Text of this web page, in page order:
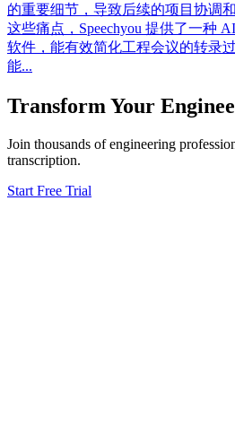
的重要细节，导致后续的项目协调
这些痛点，Speechyou 提供了一种
软件，能有效简化工程会议的转录
能...
Transform Your
Join thousands ofengineering
transcription.
Start Free Trial